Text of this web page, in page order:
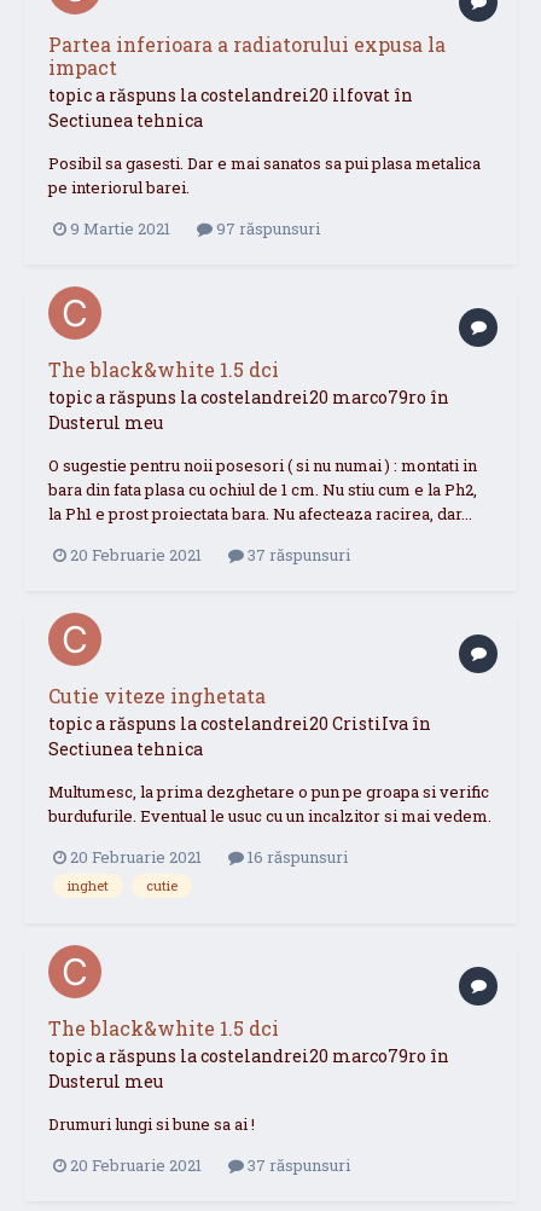
Partea inferioara a radiatorului expusa la
impact
topic a răspuns lacostelandrei20 ilfovat în
Sectiunea tehnica
Posibil sa gasesti. Dar e mai sanatos sa pui plasa metalica
pe interiorul barei.
9 Martie 2021
97 răspunsuri
The black&white 1.5 dci
topic a răspuns lacostelandrei20 marco79ro în
Dusterul meu
O sugestie pentru noii posesori ( si nu numai ) : montati in
bara din fata plasa cu ochiul de 1 cm. Nu stiu cum e la Ph2,
la Ph1 e prost proiectata bara. Nu afecteaza racirea, dar...
20 Februarie 2021
37 răspunsuri
Cutie viteze inghetata
topic a răspuns lacostelandrei20 CristiIva în
Sectiunea tehnica
Multumesc, la prima dezghetare o pun pe groapa si verific
burdufurile. Eventual le usuc cu un incalzitor si mai vedem.
20 Februarie 2021
16 răspunsuri
inghet cutie
The black&white 1.5 dci
topic a răspuns lacostelandrei20 marco79ro în
Dusterul meu
Drumuri lungi si bune sa ai !
20 Februarie 2021
37 răspunsuri